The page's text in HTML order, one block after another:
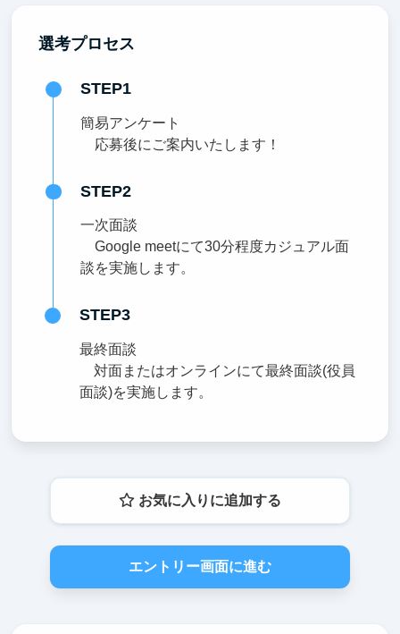
選考プロセス
STEP1
簡易アンケート
応募後にご案内いたします！
STEP2
一次面談
Google meetにて30分程度カジュアル面
談を実施します。
STEP3
最終面談
対面またはオンラインにて最終面談(役員
面談)を実施します。
お気に入りに追加する
エントリー画面に進む